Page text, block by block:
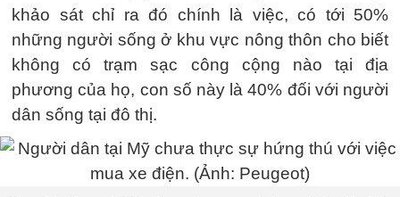
khảo sát chỉ ra đó chính là việc, có tới 50%
những người sống ở khu vực nông thôn cho biết
không có trạm sạc công cộng nào tại địa
phương của họ, con số này là 40% đối với người
dân sống tại đô thị.